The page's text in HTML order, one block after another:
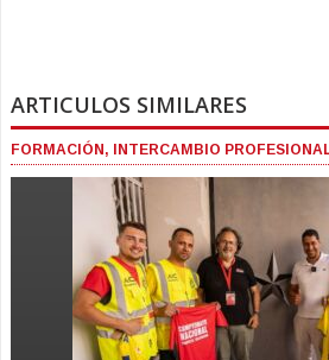
ARTICULOS SIMILARES
FORMACIÓN, INTERCAMBIO